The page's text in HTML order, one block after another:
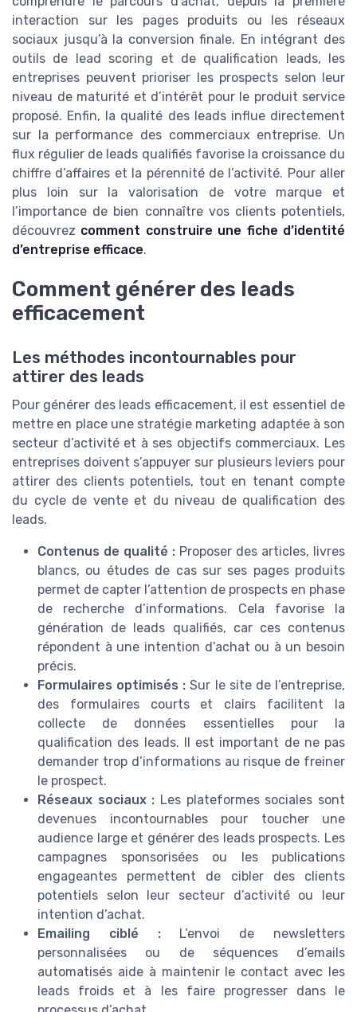
interaction sur les pages produits ou les réseaux
sociaux jusqu’à la conversion finale. En intégrant des
outils de lead scoring et de qualification leads, les
entreprises peuvent prioriser les prospects selon leur
niveau de maturité et d’intérêt pour le produit service
proposé. Enfin, la qualité des leads influe directement
sur la performance des commerciaux entreprise. Un
flux régulier de leads qualifiés favorise la croissance du
chiffre d’affaires et la pérennité de l’activité. Pour aller
plus loin sur la valorisation de votre marque et
l’importance de bien connaître vos clients potentiels,
découvrez comment construire une fiche d’identité
d’entreprise efficace.
Comment générer des leads
efficacement
Les méthodes incontournables pour
attirer des leads
Pour générer des leads efficacement, il est essentiel de
mettre en place une stratégie marketing adaptée à son
secteur d’activité et à ses objectifs commerciaux. Les
entreprises doivent s’appuyer sur plusieurs leviers pour
attirer des clients potentiels, tout en tenant compte
du cycle de vente et du niveau de qualification des
leads.
Contenus de qualité : Proposer des articles, livres
blancs, ou études de cas sur ses pages produits
permet de capter l’attention de prospects en phase
de recherche d’informations. Cela favorise la
génération de leads qualifiés, car ces contenus
répondent à une intention d’achat ou à un besoin
précis.
Formulaires optimisés : Sur le site de l’entreprise,
des formulaires courts et clairs facilitent la
collecte de données essentielles pour la
qualification des leads. Il est important de ne pas
demander trop d’informations au risque de freiner
le prospect.
Réseaux sociaux : Les plateformes sociales sont
devenues incontournables pour toucher une
audience large et générer des leads prospects. Les
campagnes sponsorisées ou les publications
engageantes permettent de cibler des clients
potentiels selon leur secteur d’activité ou leur
intention d’achat.
Emailing ciblé :L’envoi de newsletters
personnalisées ou de séquences d’emails
automatisés aide à maintenir le contact avec les
leads froids et à les faire progresser dans le